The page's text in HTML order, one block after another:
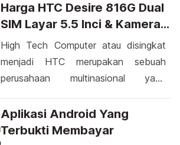
Harga HTC Desire 816G Dual
SIM Layar 5.5 Inci & Kamera
13 MP
High Tech Computer atau disingkat
menjadi HTC merupakan sebuah
perusahaan multinasional yang
memperkenalkan hasil rancangan
terbarunya yang diberi nama HTC
Aplikasi Android Yang
Terbukti Membayar